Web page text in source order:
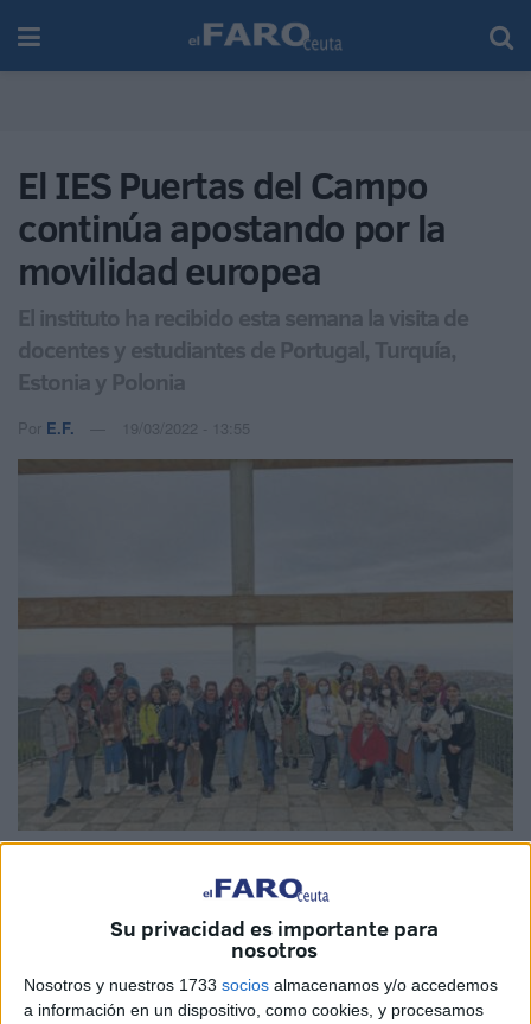
Su privacidad es importante para
nosotros
Nosotros y nuestros 1733 socios almacenamos y/o accedemos
a información en un dispositivo, como cookies, y procesamos
El IES Puertas del Campo
continúa apostando por la
movilidad europea
El instituto ha recibido esta semana la visita de
docentes y estudiantes de Portugal, Turquía,
Estonia y Polonia
Por E.F. 19/03/2022 - 13:55
El IES Puertas del Campovuelve a formar parte de uno
de los múltiples programas de movilidad europea